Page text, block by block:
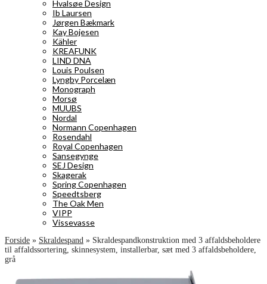
Hvalsøe Design
Ib Laursen
Jørgen Bækmark
Kay Bojesen
Kähler
KREAFUNK
LIND DNA
Louis Poulsen
Lyngby Porcelæn
Monograph
Morsø
MUUBS
Nordal
Normann Copenhagen
Rosendahl
Royal Copenhagen
Sansegynge
SEJ Design
Skagerak
Spring Copenhagen
Speedtsberg
The Oak Men
VIPP
Vissevasse
Forside » Skraldespand » Skraldespandkonstruktion med 3 affaldsbeholdere
til affaldssortering, skinnesystem, installerbar, sæt med 3 affaldsbeholdere,
grå